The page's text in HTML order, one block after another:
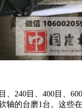
240目、400目、
的台磨1台。这些